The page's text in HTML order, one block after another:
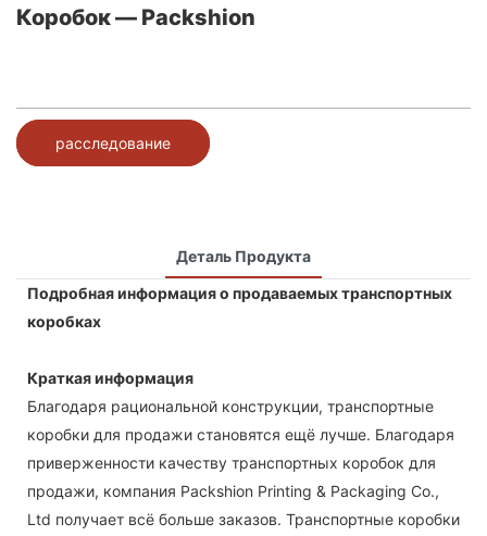
Коробок — Packshion
расследование
Деталь Продукта
Подробная информация о продаваемых транспортных
коробках
Краткая информация
Благодаря рациональной конструкции, транспортные
коробки для продажи становятся ещё лучше. Благодаря
приверженности качеству транспортных коробок для
продажи, компания Packshion Printing & Packaging Co.,
Ltd получает всё больше заказов. Транспортные коробки